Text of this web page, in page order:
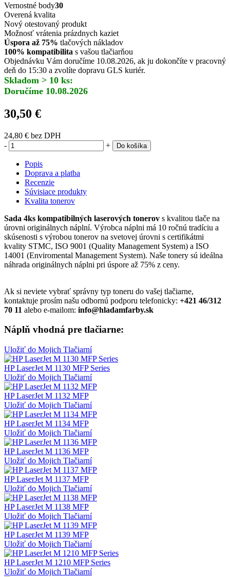
Vernostné body30
Overená kvalita
Nový otestovaný produkt
Možnosť vrátenia prázdnych kaziet
Úspora až 75% tlačových nákladov
100% kompatibilita s vašou tlačiarňou
Objednávku Vám doručíme 10.08.2026, ak ju dokončíte v pracovný
deň do 15:30 a zvolíte dopravu GLS kuriér.
Skladom > 10 ks:
Doručíme 10.08.2026
30,50 €
24,80 € bez DPH
-
+ Do košíka
Popis
Doprava a platba
Recenzie
Súvisiace produkty
Kvalita tonerov
Sada 4ks kompatibilných laserových tonerov s kvalitou tlače na
úrovni originálnych náplní. Výrobca náplni má 10 ročnú tradíciu a
skúsenosti s výrobou tonerov na svetovej úrovni s certifikátmi
kvality STMC, ISO 9001 (Quality Management System) a ISO
14001 (Enviromental Management System). Naše tonery sú ideálna
náhrada originálnych náplni pri úspore až 75% z ceny.
Ak si neviete vybrať správny typ toneru do vašej tlačiarne,
kontaktuje prosím našu odbornú podporu telefonicky: +421 46/312
70 11 alebo e-mailom: info@hladamfarby.sk
Náplň vhodná pre tlačiarne:
Uložiť do Mojich Tlačiarní
HP LaserJet M 1130 MFP Series
Uložiť do Mojich Tlačiarní
HP LaserJet M 1132 MFP
Uložiť do Mojich Tlačiarní
HP LaserJet M 1134 MFP
Uložiť do Mojich Tlačiarní
HP LaserJet M 1136 MFP
Uložiť do Mojich Tlačiarní
HP LaserJet M 1137 MFP
Uložiť do Mojich Tlačiarní
HP LaserJet M 1138 MFP
Uložiť do Mojich Tlačiarní
HP LaserJet M 1139 MFP
Uložiť do Mojich Tlačiarní
HP LaserJet M 1210 MFP Series
Uložiť do Mojich Tlačiarní